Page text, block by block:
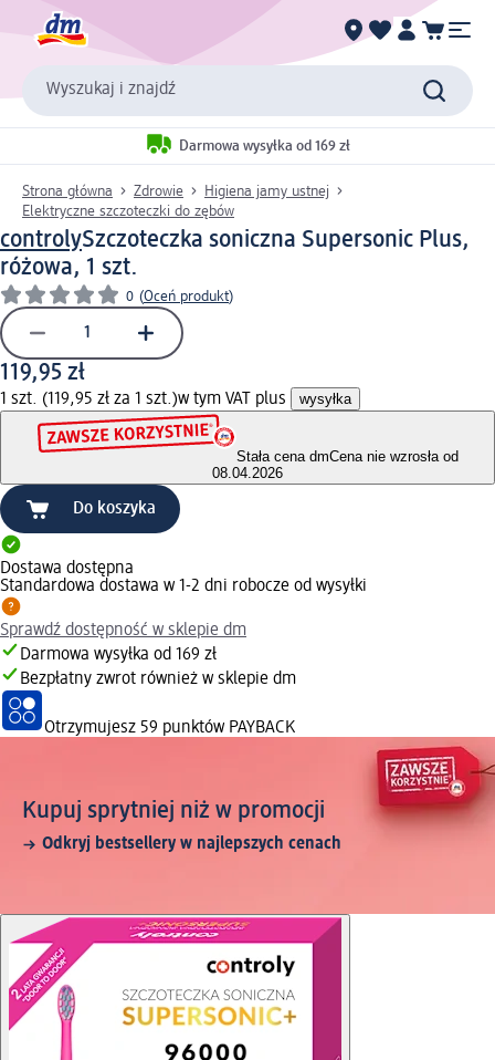
Wyszukaj i znajdź
Darmowa wysyłka od 169 zł
Strona główna Zdrowie
Higiena jamy ustnej
Elektryczne szczoteczki do zębów
controlySzczoteczka soniczna Supersonic Plus,
różowa, 1 szt.
0 (Oceń produkt)
119,95 zł
1 szt. (119,95 zł za 1 szt.)w tym VAT plus wysyłka
Stała cena dmCena nie wzrosła od
08.04.2026
Do koszyka
Dostawa dostępna
Standardowa dostawa w 1-2 dni robocze od wysyłki
Sprawdź dostępność w sklepie dm
Darmowa wysyłka od 169 zł
Bezpłatny zwrot również w sklepie dm
Otrzymujesz 59 punktów PAYBACK
Kupuj sprytniej niż w promocji
Odkryj bestsellery w najlepszych cenach